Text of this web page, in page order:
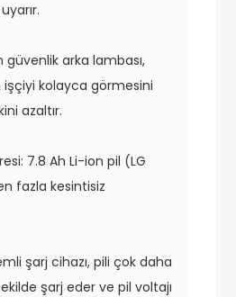
güvenlik arka lambası,
işçiyi kolayca görmesini
azaltır.
7.8 Ah Li-ion pil (LG
fazla kesintisiz
şarj cihazı, pili çok daha
şarj eder ve pil voltajı